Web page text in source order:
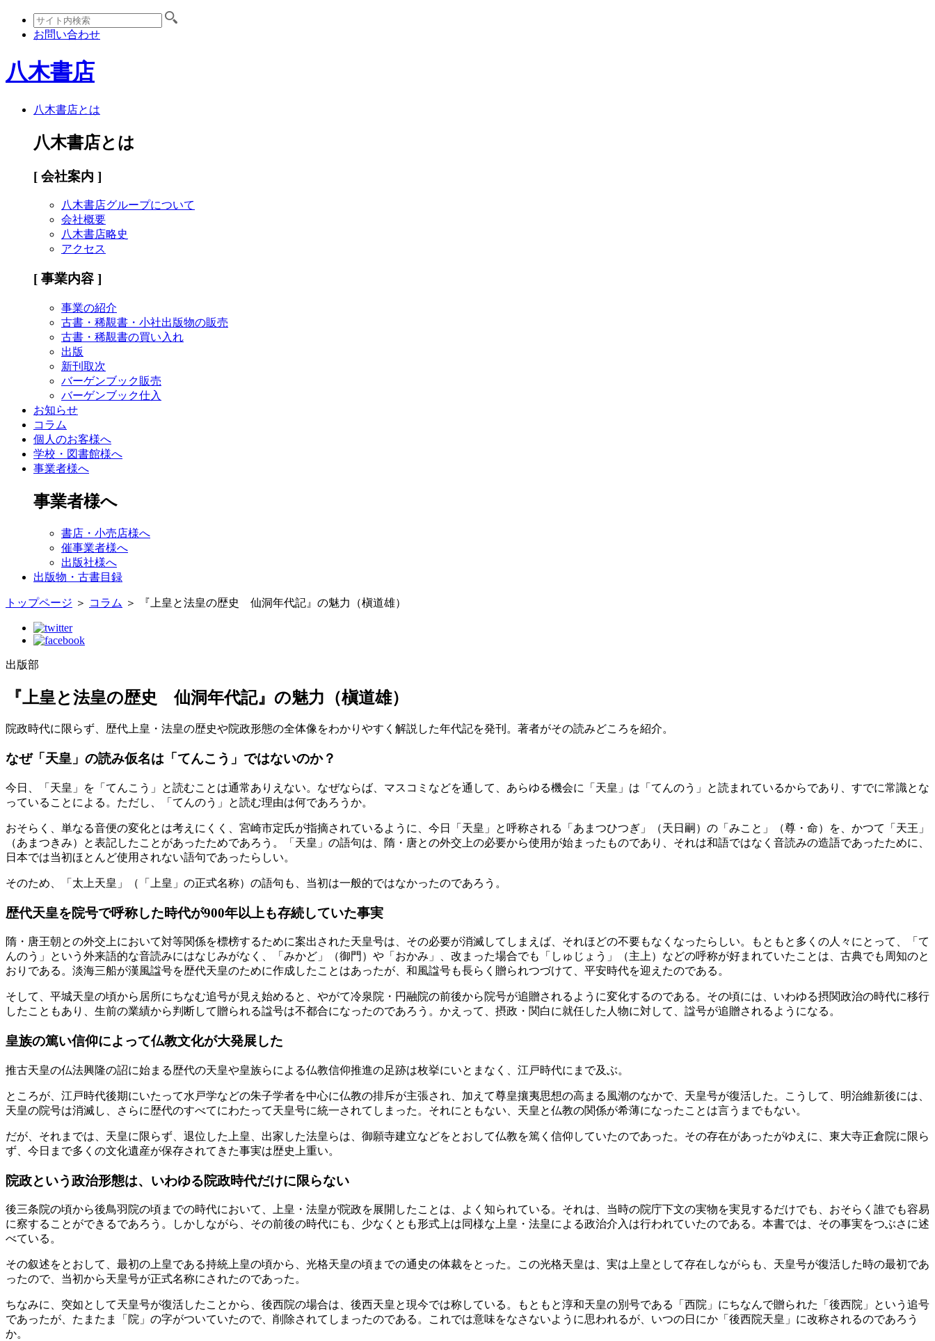
お問い合わせ
八木書店
八木書店とは
八木書店とは
[ 会社案内 ]
八木書店グループについて
会社概要
八木書店略史
アクセス
[ 事業内容 ]
事業の紹介
古書・稀覯書・小社出版物の販売
古書・稀覯書の買い入れ
出版
新刊取次
バーゲンブック販売
バーゲンブック仕入
お知らせ
コラム
個人のお客様へ
学校・図書館様へ
事業者様へ
事業者様へ
書店・小売店様へ
催事業者様へ
出版社様へ
出版物・古書目録
トップページ ＞ コラム ＞ 『上皇と法皇の歴史 仙洞年代記』の魅力（槇道雄）
出版部
『上皇と法皇の歴史 仙洞年代記』の魅力（槇道雄）
院政時代に限らず、歴代上皇・法皇の歴史や院政形態の全体像をわかりやすく解説した年代記を発刊。著者がその読みどころを紹介。
なぜ「天皇」の読み仮名は「てんこう」ではないのか？
今日、「天皇」を「てんこう」と読むことは通常ありえない。なぜならば、マスコミなどを通して、あらゆる機会に「天皇」は「てんのう」と読まれているからであり、すでに常識とな
っていることによる。ただし、「てんのう」と読む理由は何であろうか。
おそらく、単なる音便の変化とは考えにくく、宮崎市定氏が指摘されているように、今日「天皇」と呼称される「あまつひつぎ」（天日嗣）の「みこと」（尊・命）を、かつて「天王」
（あまつきみ）と表記したことがあったためであろう。「天皇」の語句は、隋・唐との外交上の必要から使用が始まったものであり、それは和語ではなく音読みの造語であったために、
日本では当初ほとんど使用されない語句であったらしい。
そのため、「太上天皇」（「上皇」の正式名称）の語句も、当初は一般的ではなかったのであろう。
歴代天皇を院号で呼称した時代が900年以上も存続していた事実
隋・唐王朝との外交上において対等関係を標榜するために案出された天皇号は、その必要が消滅してしまえば、それほどの不要もなくなったらしい。もともと多くの人々にとって、「て
んのう」という外来語的な音読みにはなじみがなく、「みかど」（御門）や「おかみ」、改まった場合でも「しゅじょう」（主上）などの呼称が好まれていたことは、古典でも周知のと
おりである。淡海三船が漢風諡号を歴代天皇のために作成したことはあったが、和風諡号も長らく贈られつづけて、平安時代を迎えたのである。
そして、平城天皇の頃から居所にちなむ追号が見え始めると、やがて冷泉院・円融院の前後から院号が追贈されるように変化するのである。その頃には、いわゆる摂関政治の時代に移行
したこともあり、生前の業績から判断して贈られる諡号は不都合になったのであろう。かえって、摂政・関白に就任した人物に対して、諡号が追贈されるようになる。
皇族の篤い信仰によって仏教文化が大発展した
推古天皇の仏法興隆の詔に始まる歴代の天皇や皇族らによる仏教信仰推進の足跡は枚挙にいとまなく、江戸時代にまで及ぶ。
ところが、江戸時代後期にいたって水戸学などの朱子学者を中心に仏教の排斥が主張され、加えて尊皇攘夷思想の高まる風潮のなかで、天皇号が復活した。こうして、明治維新後には、
天皇の院号は消滅し、さらに歴代のすべてにわたって天皇号に統一されてしまった。それにともない、天皇と仏教の関係が希薄になったことは言うまでもない。
だが、それまでは、天皇に限らず、退位した上皇、出家した法皇らは、御願寺建立などをとおして仏教を篤く信仰していたのであった。その存在があったがゆえに、東大寺正倉院に限ら
ず、今日まで多くの文化遺産が保存されてきた事実は歴史上重い。
院政という政治形態は、いわゆる院政時代だけに限らない
後三条院の頃から後鳥羽院の頃までの時代において、上皇・法皇が院政を展開したことは、よく知られている。それは、当時の院庁下文の実物を実見するだけでも、おそらく誰でも容易
に察することができるであろう。しかしながら、その前後の時代にも、少なくとも形式上は同様な上皇・法皇による政治介入は行われていたのである。本書では、その事実をつぶさに述
べている。
その叙述をとおして、最初の上皇である持統上皇の頃から、光格天皇の頃までの通史の体裁をとった。この光格天皇は、実は上皇として存在しながらも、天皇号が復活した時の最初であ
ったので、当初から天皇号が正式名称にされたのであった。
ちなみに、突如として天皇号が復活したことから、後西院の場合は、後西天皇と現今では称している。もともと淳和天皇の別号である「西院」にちなんで贈られた「後西院」という追号
であったが、たまたま「院」の字がついていたので、削除されてしまったのである。これでは意味をなさないように思われるが、いつの日にか「後西院天皇」に改称されるのであろう
か。